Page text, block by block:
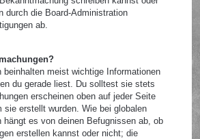
durch die Board-Administration
ab.
beinhalten meist wichtige Informationen
du gerade liest. Du solltest sie stets
erscheinen oben auf jeder Seite
sie erstellt wurden. Wie bei globalen
hängt es von deinen Befugnissen ab, ob
erstellen kannst oder nicht; die